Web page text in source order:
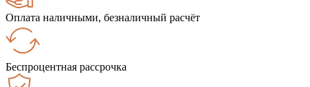
Оплата наличными, безналичный расчёт
Беспроцентная рассрочка